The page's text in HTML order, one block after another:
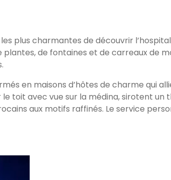
plus charmantes de découvrir
de fontaines et de carreaux de
en maisons d’hôtes de charme qui
toit avec vue sur la médina, sirotent un
aux motifs raffinés. Le service